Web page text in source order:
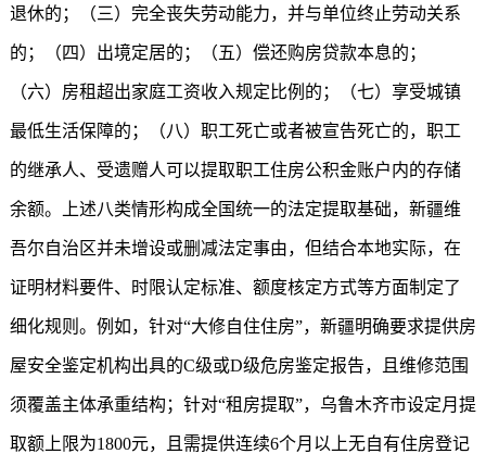
退休的；（三）完全丧失劳动能力，并与单位终止劳动关系
的；（四）出境定居的；（五）偿还购房贷款本息的；
（六）房租超出家庭工资收入规定比例的；（七）享受城镇
最低生活保障的；（八）职工死亡或者被宣告死亡的，职工
的继承人、受遗赠人可以提取职工住房公积金账户内的存储
余额。上述八类情形构成全国统一的法定提取基础，新疆维
吾尔自治区并未增设或删减法定事由，但结合本地实际，在
证明材料要件、时限认定标准、额度核定方式等方面制定了
细化规则。例如，针对“大修自住住房”，新疆明确要求提供房
屋安全鉴定机构出具的C级或D级危房鉴定报告，且维修范围
须覆盖主体承重结构；针对“租房提取”，乌鲁木齐市设定月提
取额上限为1800元，且需提供连续6个月以上无自有住房登记